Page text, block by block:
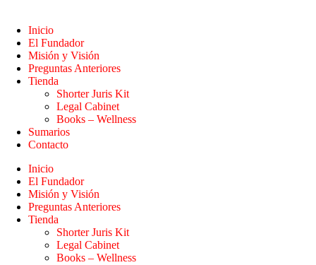
Inicio
El Fundador
Misión y Visión
Preguntas Anteriores
Tienda
Shorter Juris Kit
Legal Cabinet
Books – Wellness
Sumarios
Contacto
Inicio
El Fundador
Misión y Visión
Preguntas Anteriores
Tienda
Shorter Juris Kit
Legal Cabinet
Books – Wellness